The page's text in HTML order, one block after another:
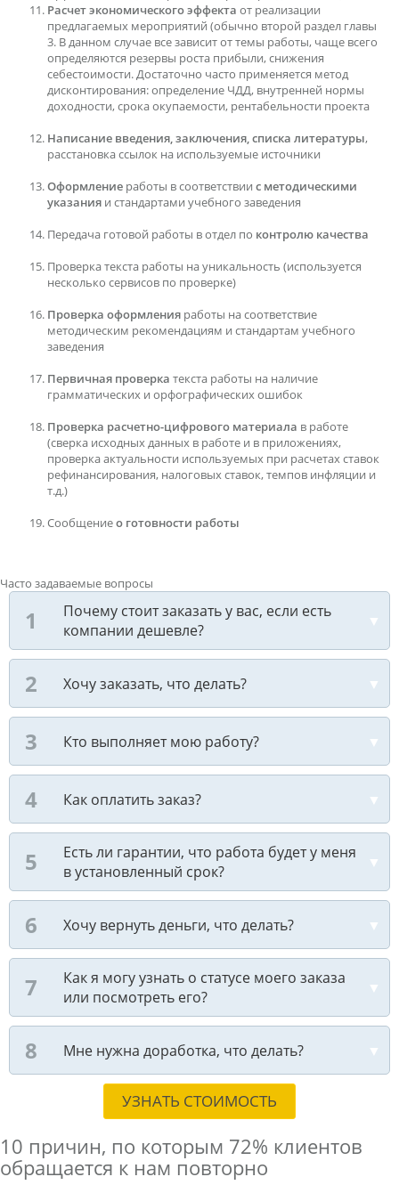
Расчет экономического эффекта от реализации
предлагаемых мероприятий (обычно второй раздел главы
3. В данном случае все зависит от темы работы, чаще всего
определяются резервы роста прибыли, снижения
себестоимости. Достаточно часто применяется метод
дисконтирования: определение ЧДД, внутренней нормы
доходности, срока окупаемости, рентабельности проекта
Написание введения, заключения, списка литературы,
расстановка ссылок на используемые источники
Оформление работы в соответствии с методическими
указания и стандартами учебного заведения
Передача готовой работы в отдел по контролю качества
Проверка текста работы на уникальность (используется
несколько сервисов по проверке)
Проверка оформления работы на соответствие
методическим рекомендациям и стандартам учебного
заведения
Первичная проверка текста работы на наличие
грамматических и орфографических ошибок
Проверка расчетно-цифрового материала в работе
(сверка исходных данных в работе и в приложениях,
проверка актуальности используемых при расчетах ставок
рефинансирования, налоговых ставок, темпов инфляции и
т.д.)
Сообщениео готовности работы
Часто задаваемые вопросы
Почему стоит заказать у вас, если есть
компании дешевле?
Хочу заказать, что делать?
Кто выполняет мою работу?
Как оплатить заказ?
Есть ли гарантии, что работа будет у меня
в установленный срок?
Хочу вернуть деньги, что делать?
Как я могу узнать о статусе моего заказа
или посмотреть его?
Мне нужна доработка, что делать?
УЗНАТЬ СТОИМОСТЬ
10 причин, по которым 72% клиентов
обращается к нам повторно